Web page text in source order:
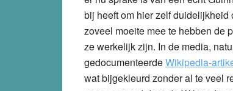
bij heeft om hier zelf duidelijkheid
zoveel moeite mee te hebben de
ze werkelijk zijn. In de media,
gedocumenteerdeWikipedia-
wat bijgekleurd zonder al te veel